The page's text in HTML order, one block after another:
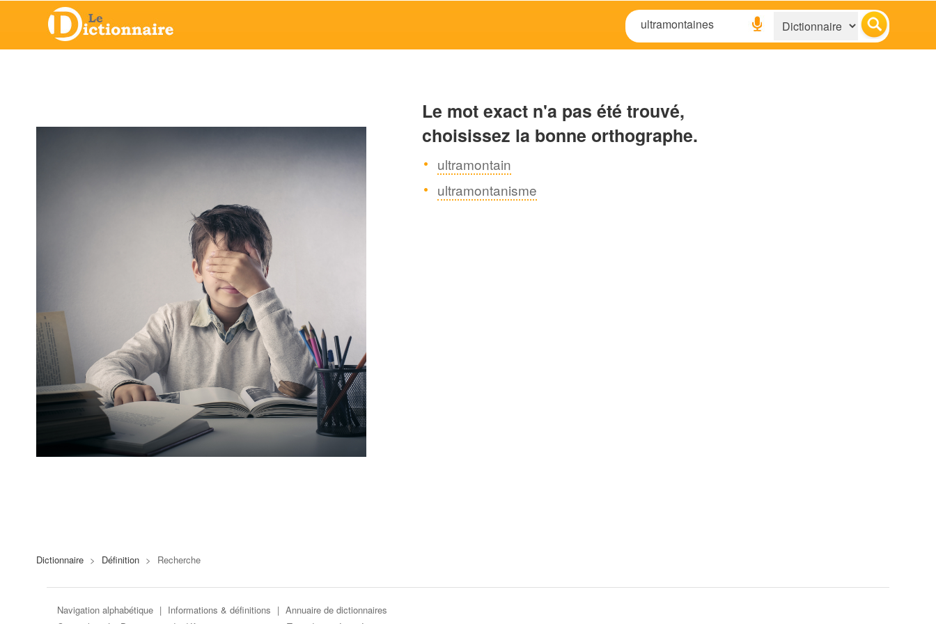
Le mot exact n'a pas été trouvé,
choisissez la bonne orthographe.
ultramontain
ultramontanisme
Dictionnaire > Définition > Recherche
Navigation alphabétique | Informations & définitions | Annuaire de dictionnaires